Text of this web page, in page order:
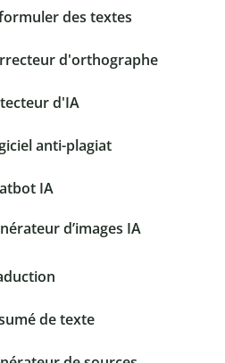
des textes
d'orthographe
d'IA
anti-plagiat
IA
d’images IA
de texte